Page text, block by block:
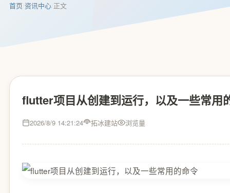
首页/资讯中心/正文
flutter项目从创建到运行，以及一些常用
2026/8/9 14:21:24 拓冰建站 浏览量